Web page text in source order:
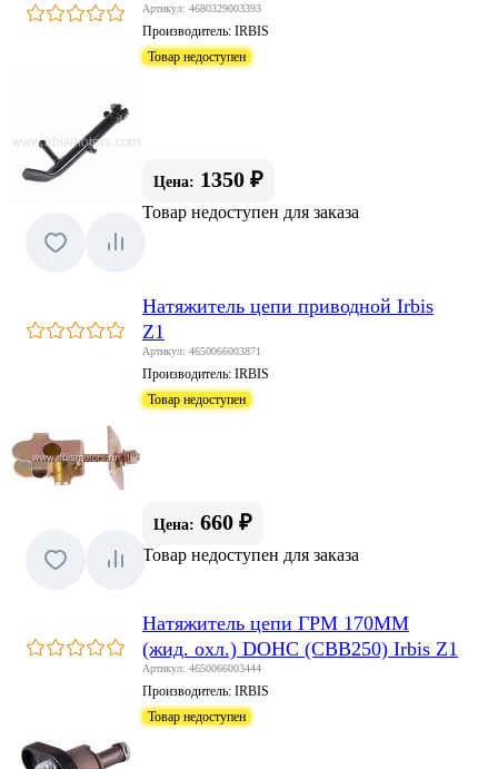
Артикул: 4680329003393
Производитель: IRBIS
Товар недоступен
Цена: 1350 ₽
Товар недоступен для заказа
Натяжитель цепи приводной Irbis
Z1
Артикул: 4650066003871
Производитель: IRBIS
Товар недоступен
Цена: 660 ₽
Товар недоступен для заказа
Натяжитель цепи ГРМ 170MM
(жид. охл.) DOHC (CBB250) Irbis Z1
Артикул: 4650066003444
Производитель: IRBIS
Товар недоступен